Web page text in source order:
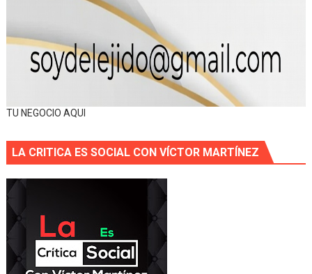
TU NEGOCIO AQUI
LA CRITICA ES SOCIAL CON VÍCTOR MARTÍNEZ